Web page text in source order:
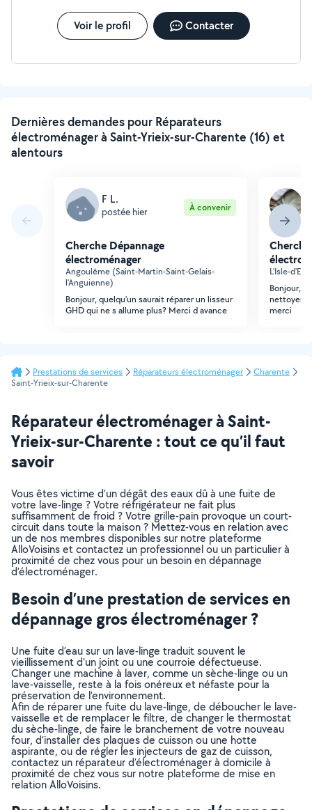
Voir le profil Contacter
Dernières demandes pour Réparateurs
électroménager à Saint-Yrieix-sur-Charente (16) et
alentours
F L.
postée hier À convenir
Cherche Dépannage
électroménager
Angoulême (Saint-Martin-Saint-Gelais-
l'Anguienne)
Bonjour, quelqu'un saurait réparer un lisseur
GHD qui ne s allume plus? Merci d avance
L'Isle-
Bonjour,
nettoyer
merci
Prestations de services Réparateurs électroménager
Charente
Saint-Yrieix-sur-Charente
Réparateur électroménager à Saint-
Yrieix-sur-Charente : tout ce qu’il faut
savoir
Vous êtes victime d’un dégât des eaux dû à une fuite de
votre lave-linge ? Votre réfrigérateur ne fait plus
suffisamment de froid ? Votre grille-pain provoque un court-
circuit dans toute la maison ? Mettez-vous en relation avec
un de nos membres disponibles sur notre plateforme
AlloVoisins et contactez un professionnel ou un particulier à
proximité de chez vous pour un besoin en dépannage
d’électroménager.
Besoin d’une prestation de services en
dépannage gros électroménager ?
Une fuite d’eau sur un lave-linge traduit souvent le
vieillissement d’un joint ou une courroie défectueuse.
Changer une machine à laver, comme un sèche-linge ou un
lave-vaisselle, reste à la fois onéreux et néfaste pour la
préservation de l’environnement.
Afin de réparer une fuite du lave-linge, de déboucher le lave-
vaisselle et de remplacer le filtre, de changer le thermostat
du sèche-linge, de faire le branchement de votre nouveau
four, d’installer des plaques de cuisson ou une hotte
aspirante, ou de régler les injecteurs de gaz de cuisson,
contactez un réparateur d’électroménager à domicile à
proximité de chez vous sur notre plateforme de mise en
relation AlloVoisins.